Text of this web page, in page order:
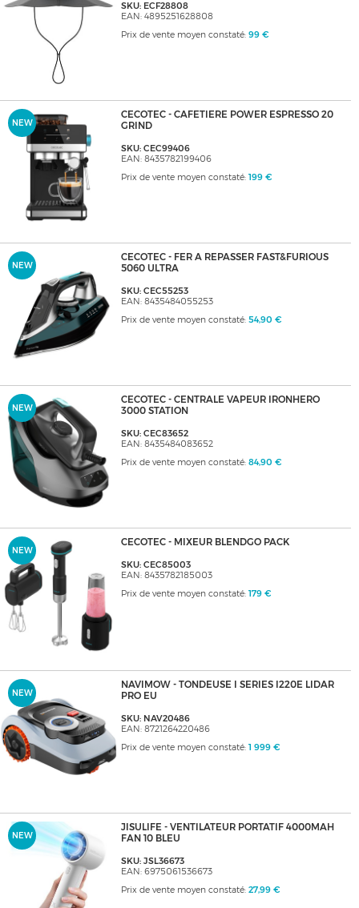
SKU: ECF28808
EAN: 4895251628808
Prix de vente moyen constaté: 99 €
NEW
CECOTEC - CAFETIERE POWER ESPRESSO 20
GRIND
SKU: CEC99406
EAN: 8435782199406
Prix de vente moyen constaté: 199 €
NEW
CECOTEC - FER A REPASSER FAST&FURIOUS
5060 ULTRA
SKU: CEC55253
EAN: 8435484055253
Prix de vente moyen constaté: 54,90 €
NEW
CECOTEC - CENTRALE VAPEUR IRONHERO
3000 STATION
SKU: CEC83652
EAN: 8435484083652
Prix de vente moyen constaté: 84,90 €
NEW
CECOTEC - MIXEUR BLENDGO PACK
SKU: CEC85003
EAN: 8435782185003
Prix de vente moyen constaté: 179 €
NEW
NAVIMOW - TONDEUSE I SERIES I220E LIDAR
PRO EU
SKU: NAV20486
EAN: 8721264220486
Prix de vente moyen constaté: 1 999 €
NEW
JISULIFE - VENTILATEUR PORTATIF 4000MAH
FAN 10 BLEU
SKU: JSL36673
EAN: 6975061536673
Prix de vente moyen constaté: 27,99 €